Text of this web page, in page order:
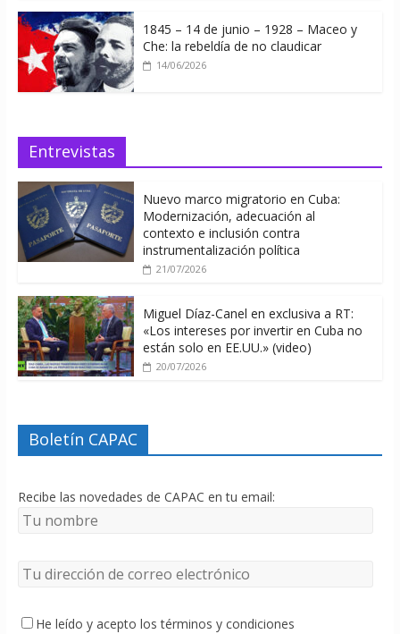
1845 – 14 de junio – 1928 – Maceo y
Che: la rebeldía de no claudicar
14/06/2026
Entrevistas
Nuevo marco migratorio en Cuba:
Modernización, adecuación al
contexto e inclusión contra
instrumentalización política
21/07/2026
Miguel Díaz-Canel en exclusiva a RT:
«Los intereses por invertir en Cuba no
están solo en EE.UU.» (video)
20/07/2026
Boletín CAPAC
Recibe las novedades de CAPAC en tu email:
He leído y acepto los términos y condiciones